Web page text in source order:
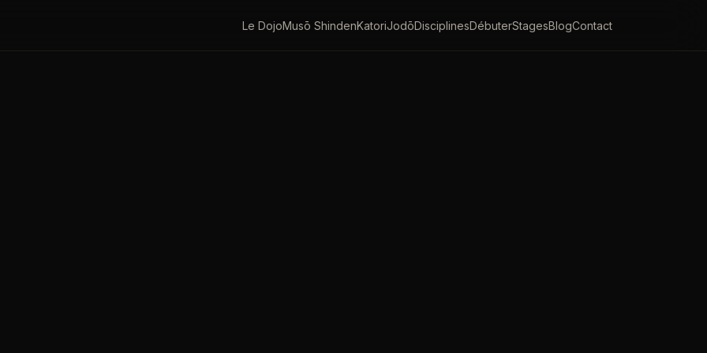
Le DojoMusō ShindenKatoriJodōDisciplinesDébuterStagesBlogContact